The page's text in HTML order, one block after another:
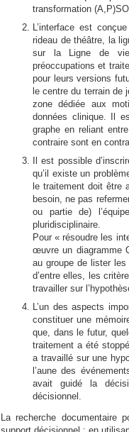
transformation
L’interface est
rideau de théâtre, la
sur la Ligne de
préoccupations et
pour leurs versions
le centre du terrain de
zone dédiée aux
données clinique. Il
graphe en reliant
contraire sont en
Il est possible
qu’il existe un
le traitement doit être
besoin, ne pas
ou partie de)
pluridisciplinaire.
Pour « résoudre les
œuvre un diagramme
au groupe de lister les
d’entre elles, les
travailler sur
L’un des aspects
constituer une
que, dans le futur,
traitement a été
a travaillé sur une
l’aune des
avait guidé la
décisionnel.
La recherche documentaire